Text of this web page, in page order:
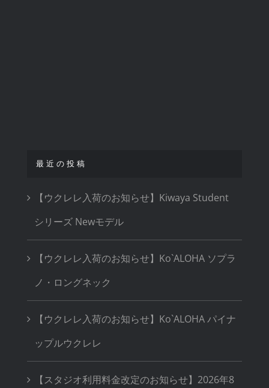
最近の投稿
【ウクレレ入荷のお知らせ】Kiwaya Student
シリーズ Newモデル
【ウクレレ入荷のお知らせ】Ko`ALOHA ソプラ
ノ・ロングネック
【ウクレレ入荷のお知らせ】Ko`ALOHA パイナ
ップルウクレレ
【スタジオ利用料金改定のお知らせ】2026年8